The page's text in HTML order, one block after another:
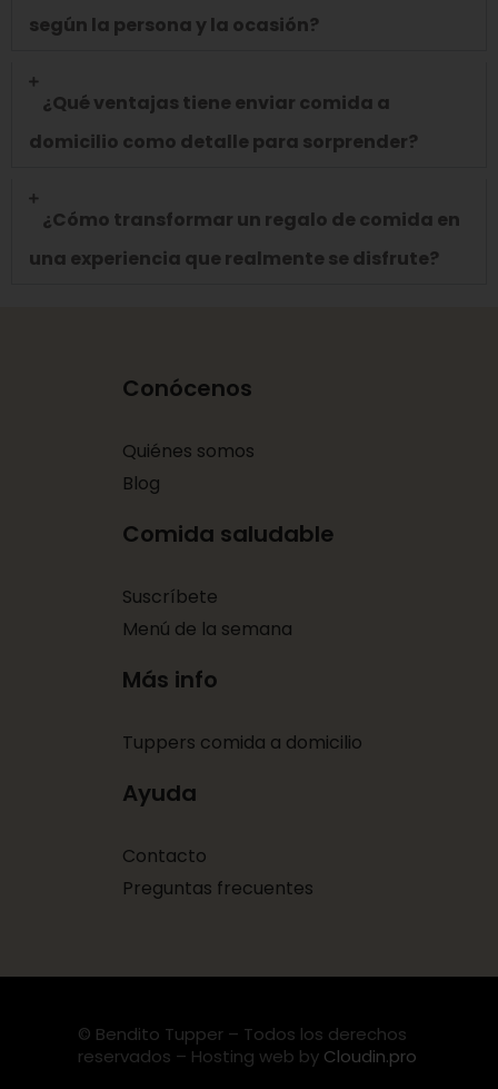
según la persona y la ocasión?
¿Qué ventajas tiene enviar comida a
domicilio como detalle para sorprender?
¿Cómo transformar un regalo de comida en
una experiencia que realmente se disfrute?
Conócenos
Quiénes somos
Blog
Comida saludable
Suscríbete
Menú de la semana
Más info
Tuppers comida a domicilio
Ayuda
Contacto
Preguntas frecuentes
© Bendito Tupper – Todos los derechos
reservados – Hosting web by Cloudin.pro